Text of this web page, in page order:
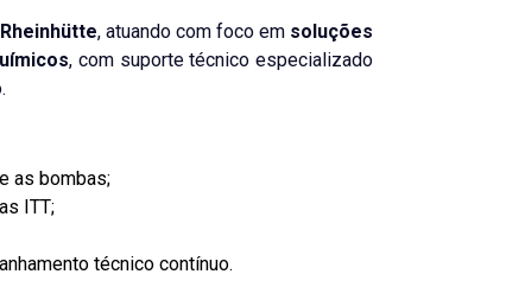
, atuando com foco em soluções
, com suporte técnico especializado
as bombas;
ITT;
técnico contínuo.